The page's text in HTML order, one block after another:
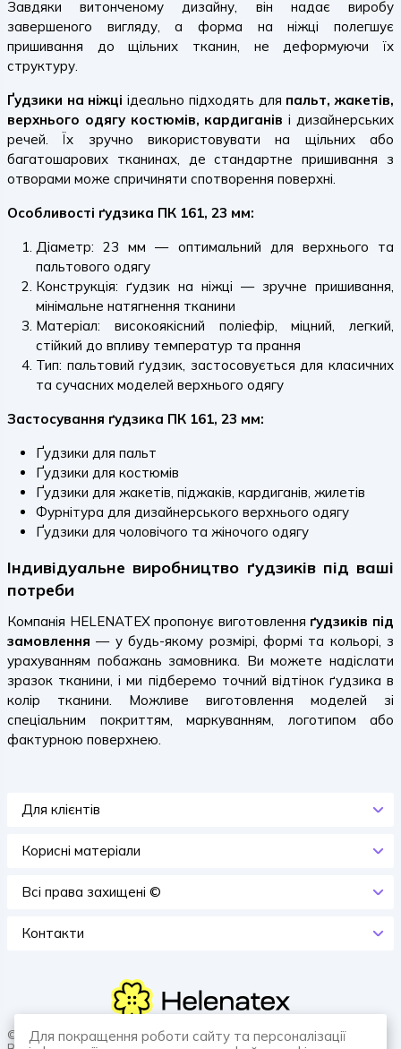
Завдяки витонченому дизайну, він надає виробу
завершеного вигляду, а форма на ніжці полегшує
пришивання до щільних тканин, не деформуючи їх
структуру.
Ґудзики на ніжці ідеально підходять для пальт, жакетів,
верхнього одягу костюмів, кардиганів і дизайнерських
речей. Їх зручно використовувати на щільних або
багатошарових тканинах, де стандартне пришивання з
отворами може спричиняти спотворення поверхні.
Особливості ґудзика ПК 161, 23 мм:
Діаметр: 23 мм — оптимальний для верхнього та
пальтового одягу
Конструкція: ґудзик на ніжці — зручне пришивання,
мінімальне натягнення тканини
Матеріал: високоякісний поліефір, міцний, легкий,
стійкий до впливу температур та прання
Тип: пальтовий ґудзик, застосовується для класичних
та сучасних моделей верхнього одягу
Застосування ґудзика ПК 161, 23 мм:
Ґудзики для пальт
Ґудзики для костюмів
Ґудзики для жакетів, піджаків, кардиганів, жилетів
Фурнітура для дизайнерського верхнього одягу
Ґудзики для чоловічого та жіночого одягу
Індивідуальне виробництво ґудзиків під ваші
потреби
Компанія HELENATEX пропонує виготовлення ґудзиків під
замовлення — у будь-якому розмірі, формі та кольорі, з
урахуванням побажань замовника. Ви можете надіслати
зразок тканини, і ми підберемо точний відтінок ґудзика в
колір тканини. Можливе виготовлення моделей зі
спеціальним покриттям, маркуванням, логотипом або
фактурною поверхнею.
Для клієнтів
Корисні матеріали
Всi права захищенi ©
Контакти
© 2026 HELENATEX «Ґудзики, вішаки, нитки. Власне виробництво.
Для покращення роботи сайту та персоналізації